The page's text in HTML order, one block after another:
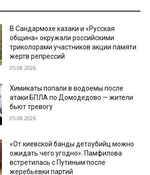
В Сандармохе казаки и «Русская
община» окружали российскими
триколорами участников акции памяти
жертв репрессий
05.08.2026
Химикаты попали в водоемы после
атаки БПЛА по Домодедово — жители
бьют тревогу
05.08.2026
«От киевской банды детоубийц можно
ожидать чего угодно». Памфилова
встретилась с Путиным после
жеребьевки партий